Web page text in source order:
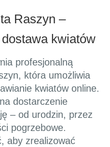
Raszyn –
kwiatów
profesjonalną
która umożliwia
kwiatów online.
dostarczenie
– od urodzin, przez
pogrzebowe.
aby zrealizować